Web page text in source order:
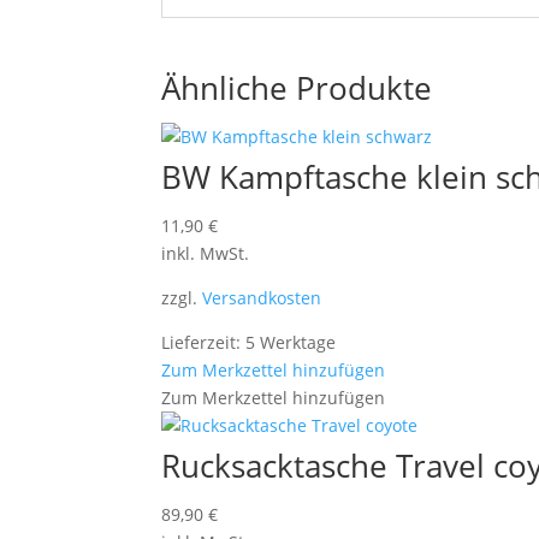
Ähnliche Produkte
BW Kampftasche klein
11,90€
inkl. MwSt.
zzgl.Versandkosten
Lieferzeit: 5 Werktage
Zum Merkzettel hinzufügen
Zum Merkzettel hinzufügen
Rucksacktasche Travel
89,90€